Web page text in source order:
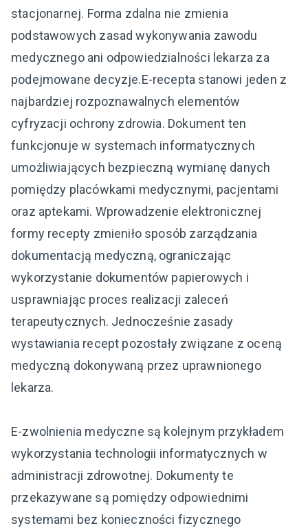
stacjonarnej. Forma zdalna nie zmienia
podstawowych zasad wykonywania zawodu
medycznego ani odpowiedzialności lekarza za
podejmowane decyzje.E-recepta stanowi jeden z
najbardziej rozpoznawalnych elementów
cyfryzacji ochrony zdrowia. Dokument ten
funkcjonuje w systemach informatycznych
umożliwiających bezpieczną wymianę danych
pomiędzy placówkami medycznymi, pacjentami
oraz aptekami. Wprowadzenie elektronicznej
formy recepty zmieniło sposób zarządzania
dokumentacją medyczną, ograniczając
wykorzystanie dokumentów papierowych i
usprawniając proces realizacji zaleceń
terapeutycznych. Jednocześnie zasady
wystawiania recept pozostały związane z oceną
medyczną dokonywaną przez uprawnionego
lekarza.
E-zwolnienia medyczne są kolejnym przykładem
wykorzystania technologii informatycznych w
administracji zdrowotnej. Dokumenty te
przekazywane są pomiędzy odpowiednimi
systemami bez konieczności fizycznego